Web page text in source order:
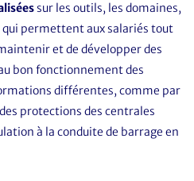
sur les outils, les domaines,
permettent aux salariés tout
et de développer des
bon fonctionnement des
différentes, comme par
protections des centrales
à la conduite de barrage en